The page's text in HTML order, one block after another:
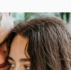
Commencer